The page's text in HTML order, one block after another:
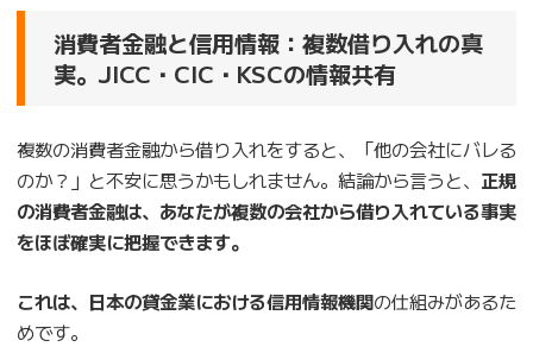
消費者金融と信用情報：複数借り入れの真
実。JICC・CIC・KSCの情報共有
複数の消費者金融から借り入れをすると、「他の会社にバレる
のか？」と不安に思うかもしれません。結論から言うと、 正規
の消費者金融は、あなたが複数の会社から借り入れている事実
をほぼ確実に把握できます。
これは、日本の貸金業における信用情報機関の仕組みがあるた
めです。